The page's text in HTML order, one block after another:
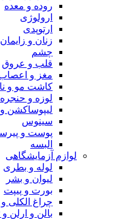
روده و معده
ارولوژی
ارتوپدی
زنان و زایمان
چشم
قلب و عروق
مغز و
کاشت مو و
لوزه و
لیپوساکشن و
سینوس
پوست و
البسه
لوازم آزمایشگاهی
لوله و بطری
لیوان و بشر
بورت و پیپت
چراغ الکلی
بالن و ارلن و